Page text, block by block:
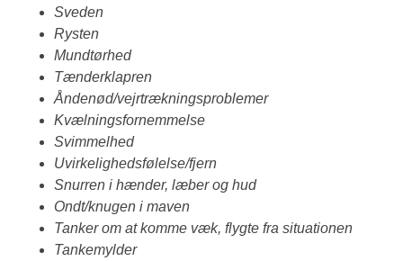
Sveden
Rysten
Mundtørhed
Tænderklapren
Åndenød/vejrtrækningsproblemer
Kvælningsfornemmelse
Svimmelhed
Uvirkelighedsfølelse/fjern
Snurren i hænder, læber og hud
Ondt/knugen i maven
Tanker om at komme væk, flygte fra situationen
Tankemylder